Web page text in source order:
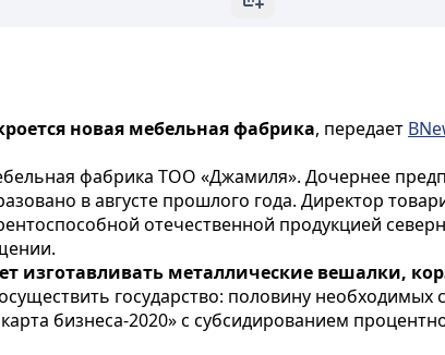
новая мебельная фабрика, передает
фабрика ТОО «Джамиля». Дочернее
в августе прошлого года. Директор
отечественной продукцией
изготавливать металлические вешалки,
государство: половину необходимых
бизнеса-2020» с субсидированием